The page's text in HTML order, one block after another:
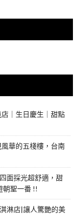
｜生日慶生｜甜點
華的五棧樓，台南
面採光超舒適，甜
朝聖一番 !!
淋店|讓人驚艷的美